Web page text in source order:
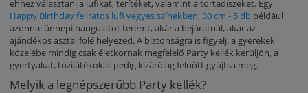
ehhez választani a lufikat, terítéket, valamint a tortadíszeket. Egy
Happy Birthday feliratos lufi vegyes színekben, 30 cm - 5 db például
azonnal ünnepi hangulatot teremt, akár a bejáratnál, akár az
ajándékos asztal fölé helyezed. A biztonságra is figyelj: a gyerekek
közelébe mindig csak életkornak megfelelő Party kellék kerüljön, a
gyertyákat, tűzijátékokat pedig kizárólag felnőtt gyújtsa meg.
Melyik a legnépszerűbb Party kellék?